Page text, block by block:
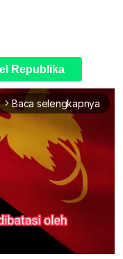
Republika
arrow_forward_ios Baca selengkapnya